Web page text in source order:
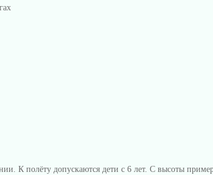
К полёту допускаются дети с 6 лет. С высоты